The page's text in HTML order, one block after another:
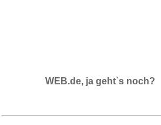
WEB.de, ja geht`s noch?